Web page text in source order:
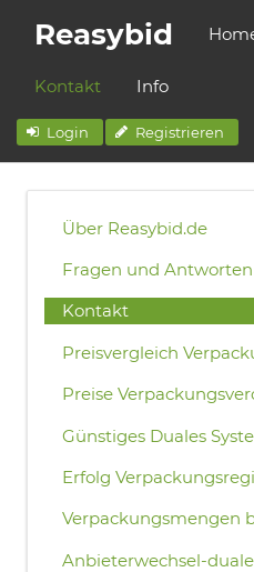
Reasybid
Kontakt Info
Login Registrieren
Über Reasybid.de
Fragen und Antworten
Kontakt
Preisvergleich
Preise
Günstiges Duales
Erfolg
Verpackungsmengen
Anbieterwechsel-